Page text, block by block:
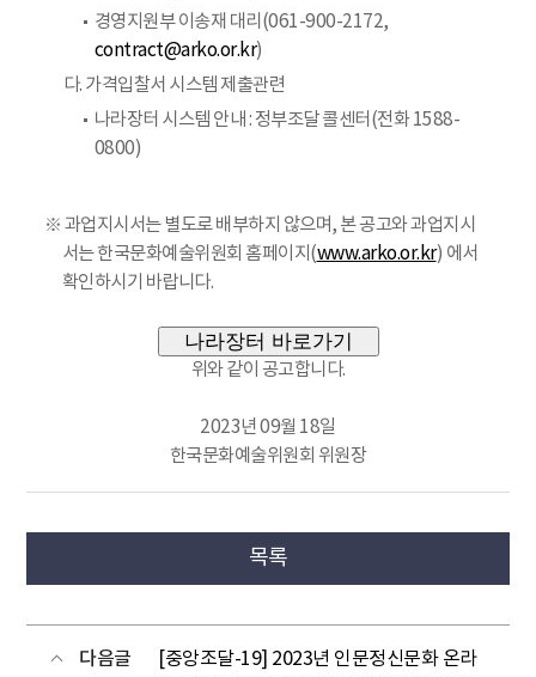
경영지원부 이송재 대리(061-900-2172,
contract@arko.or.kr)
다. 가격입찰서 시스템 제출관련
나라장터 시스템 안내 : 정부조달 콜센터(전화 1588-
0800)
※ 과업지시서는 별도로 배부하지 않으며, 본 공고와 과업지시
서는 한국문화예술위원회 홈페이지(www.arko.or.kr) 에서
확인하시기 바랍니다.
나라장터 바로가기
위와 같이 공고합니다.
2023년 09월 18일
한국문화예술위원회 위원장
목록
다음글
[중앙조달-19] 2023년 인문정신문화 온라